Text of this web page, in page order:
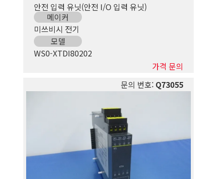
안전 입력 유닛(안전 I/O 입력 유닛)
메이커
미쓰비시 전기
모델
WS0-XTDI80202
가격 문의
문의 번호:Q73055